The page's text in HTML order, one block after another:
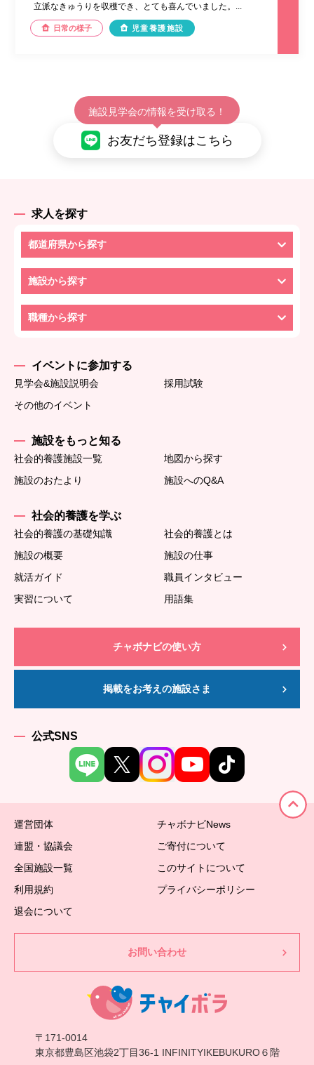
立派なきゅうりを収穫でき、とても喜んでいました。...
日常の様子 児童養護施設
施設見学会の情報を受け取る！
お友だち登録はこちら
求人を探す
都道府県から探す
施設から探す
職種から探す
イベントに参加する
見学会&施設説明会
採用試験
その他のイベント
施設をもっと知る
社会的養護施設一覧
地図から探す
施設のおたより
施設へのQ&A
社会的養護を学ぶ
社会的養護の基礎知識
社会的養護とは
施設の概要
施設の仕事
就活ガイド
職員インタビュー
実習について
用語集
チャボナビの使い方
掲載をお考えの施設さま
公式SNS
運営団体
チャボナビNews
連盟・協議会
ご寄付について
全国施設一覧
このサイトについて
利用規約
プライバシーポリシー
退会について
お問い合わせ
〒171-0014
東京都豊島区池袋2丁目36-1 INFINITYIKEBUKURO６階